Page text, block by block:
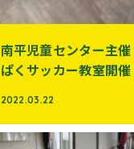
南平児童センター主
ぱくサッカー教室開催
2022.03.22